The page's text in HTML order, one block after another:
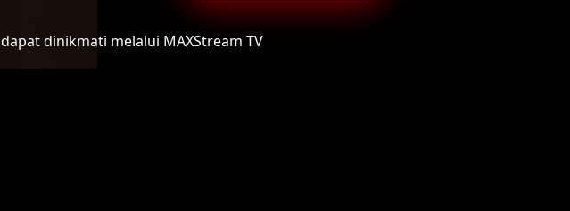
dapat dinikmati melalui MAXStream TV